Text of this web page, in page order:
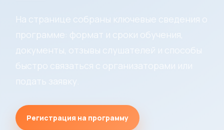
На странице собраны ключевые сведения о
программе: формат и сроки обучения,
документы, отзывы слушателей и способы
быстро связаться с организаторами или
подать заявку.
Регистрация на программу